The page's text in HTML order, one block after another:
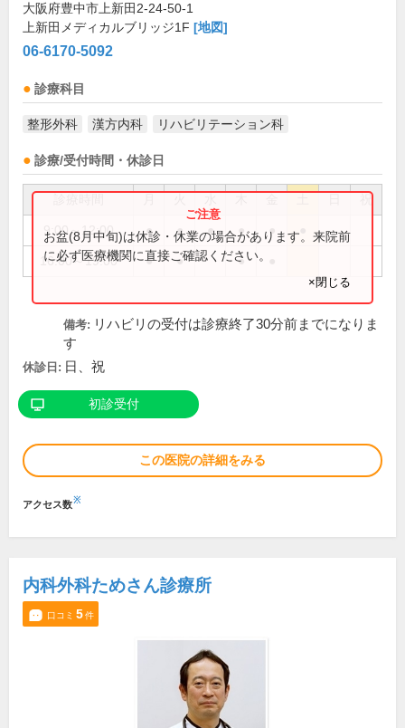
大阪府豊中市上新田2-24-50-1
上新田メディカルブリッジ1F [地図]
06-6170-5092
診療科目
整形外科 漢方内科 リハビリテーション科
診療/受付時間・休診日
祝
9:00～12:00 ● ● ● ● ●
16:00～19:00 ● ● ●
お盆(8月中旬)は休診・休業の場合があります。来院前
に必ず医療機関に直接ご確認ください。
×閉じる
備考: リハビリの受付は診療終了30分前までになりま
す
休診日: 日、祝
初診受付
この医院の詳細をみる
アクセス数※
内科外科ためさん診療所
口コミ 5件